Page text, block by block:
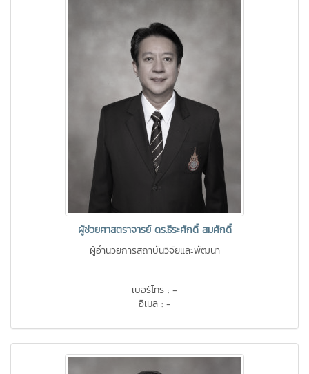
ผู้ช่วยศาสตราจารย์ ดร.ธีระศักดิ์ สมศักดิ์
ผู้อำนวยการสถาบันวิจัยและพัฒนา
เบอร์โทร : -
อีเมล : -